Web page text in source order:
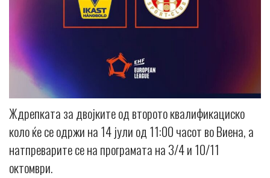
Ждрепката за двојките од второто квалификациско
коло ќе се одржи на 14 јули од 11:00 часот во Виена, а
натпреварите се на програмата на 3/4 и 10/11
октомври.